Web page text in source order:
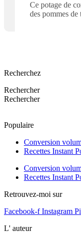
Ce potage de
des pommes de
Recherchez
Rechercher
Rechercher
Populaire
Conversion
Recettes Instant
Conversion
Recettes Instant
Retrouvez-moi sur
Facebook-f Instagram
L' auteur